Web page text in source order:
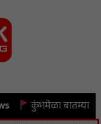
कुंभमेळा बातम्या